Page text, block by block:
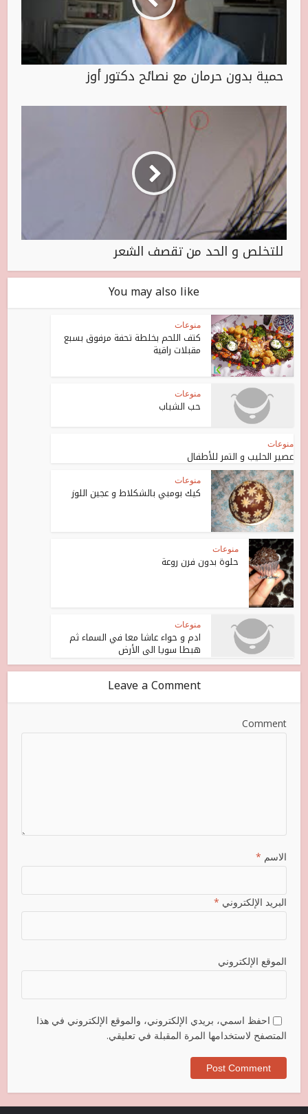
حمية بدون حرمان مع نصائح دكتور أوز
للتخلص و الحد من تقصف الشعر
You may also like
منوعات
كتف اللحم بخلطة تحفة مرفوق بسبع
مقبلات راقية
منوعات
حب الشباب
منوعات
عصير الحليب و التمر للأطفال
منوعات
كيك بومبي بالشكلاط و عجين اللوز
منوعات
حلوة بدون فرن روعة
منوعات
ادم و حواء عاشا معا في السماء ثم
هبطا سويا الى الأرض
Leave a Comment
Comment
الاسم *
البريد الإلكتروني *
الموقع الإلكتروني
احفظ اسمي، بريدي الإلكتروني، والموقع الإلكتروني في هذا
المتصفح لاستخدامها المرة المقبلة في تعليقي.